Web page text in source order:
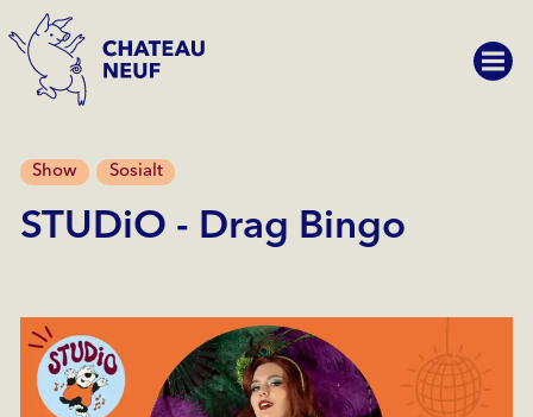
Show Sosialt
STUDiO - Drag Bingo